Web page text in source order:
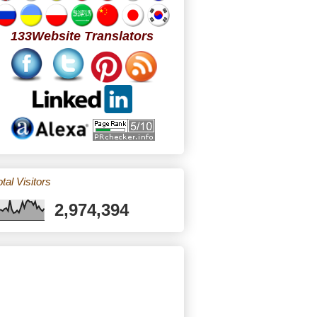
133Website Translators
Visitors
2,974,394